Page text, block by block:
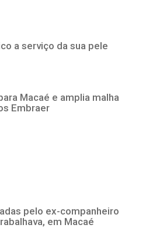
a serviço da sua pele
Macaé e amplia malha
Embraer
pelo ex-companheiro
em Macaé